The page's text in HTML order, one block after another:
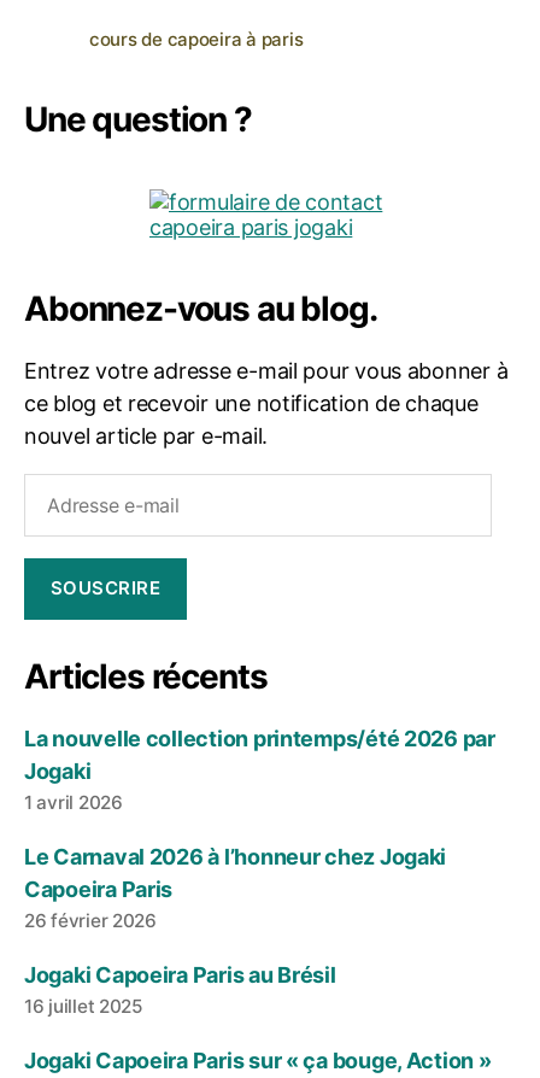
cours de capoeira à paris
Une question ?
Abonnez-vous au blog.
Entrez votre adresse e-mail pour vous abonner à
ce blog et recevoir une notification de chaque
nouvel article par e-mail.
mail
SOUSCRIRE
Articles récents
La nouvelle collection printemps/été 2026 par
Jogaki
1 avril 2026
Le Carnaval 2026 à l’honneur chez Jogaki
Capoeira Paris
26 février 2026
Jogaki Capoeira Paris au Brésil
16 juillet 2025
Jogaki Capoeira Paris sur « ça bouge, Action »